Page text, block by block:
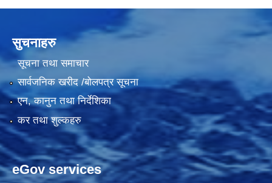
सुचनाहरु
सूचना तथा समाचार
सार्वजनिक खरीद /बोलपत्र सूचना
एन, कानुन तथा निर्देशिका
कर तथा शुल्कहरु
eGov services